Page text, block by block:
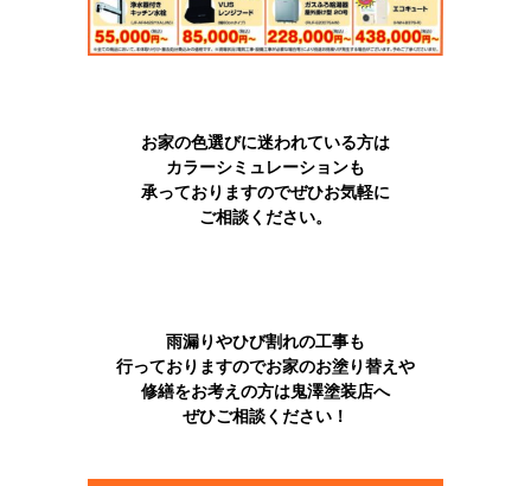
お家の色選びに迷われている方は
カラーシミュレーションも
承っておりますのでぜひお気軽に
ご相談ください。
雨漏りやひび割れの工事も
行っておりますのでお家のお塗り替えや
修繕をお考えの方は鬼澤塗装店へ
ぜひご相談ください！